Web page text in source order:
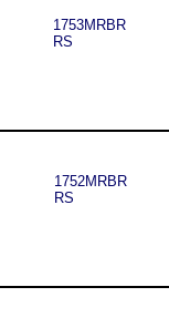
1753MRBR
RS
1752MRBR
RS